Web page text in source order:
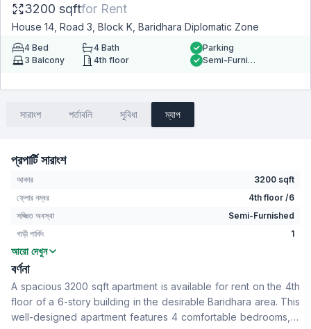
3200 sqftfor Rent
House 14, Road 3, Block K, Baridhara Diplomatic Zone
4 Bed 4 Bath
3 Balcony 4th floor
Parking
Semi-Furnished
সারাংশ শর্তাবলি সুবিধা ম্যাপ
প্রপার্টি সারাংশ
আকার
3200 sqft
ফ্লোর নম্বর
4th floor /6
সজ্জিত অবস্থা
Semi-Furnished
গাড়ী পার্কিং
1
বেডরুম
বাথরুম
বসার রুম
Yes
Drawing Room
Yes
খাবার রুম
Yes
আরো দেখুন
বর্ণনা
A spacious 3200 sqft apartment is available for rent on the 4th
floor of a 6-story building in the desirable Baridhara area. This
well-designed apartment features 4 comfortable bedrooms, 4